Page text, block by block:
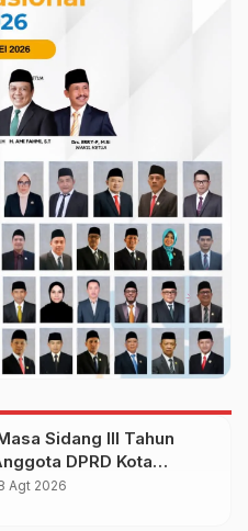
Sidang III Tahun
DPRD Kota
Fraksi Partai
Agt 2026